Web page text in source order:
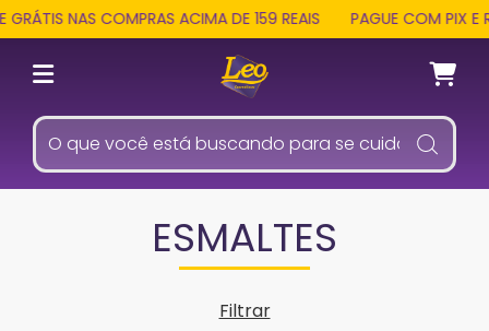
NAS COMPRAS ACIMA DE 159 REAIS PAGUE COM PIX E
ESMALTES
Filtrar